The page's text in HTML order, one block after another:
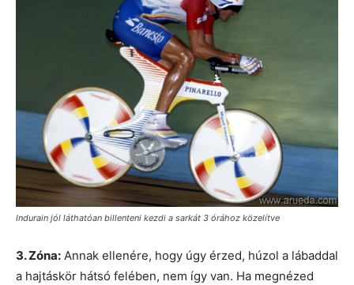
Indurain jól láthatóan billenteni kezdi a sarkát 3 órához közelítve
3. Zóna: Annak ellenére, hogy úgy érzed, húzol a lábaddal
a hajtáskör hátsó felében, nem így van. Ha megnézed